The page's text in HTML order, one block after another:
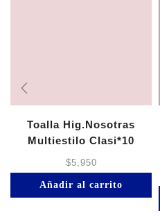
Toalla Hig.Nosotras
Multiestilo Clasi*10
$5,950
Añadir al carrito